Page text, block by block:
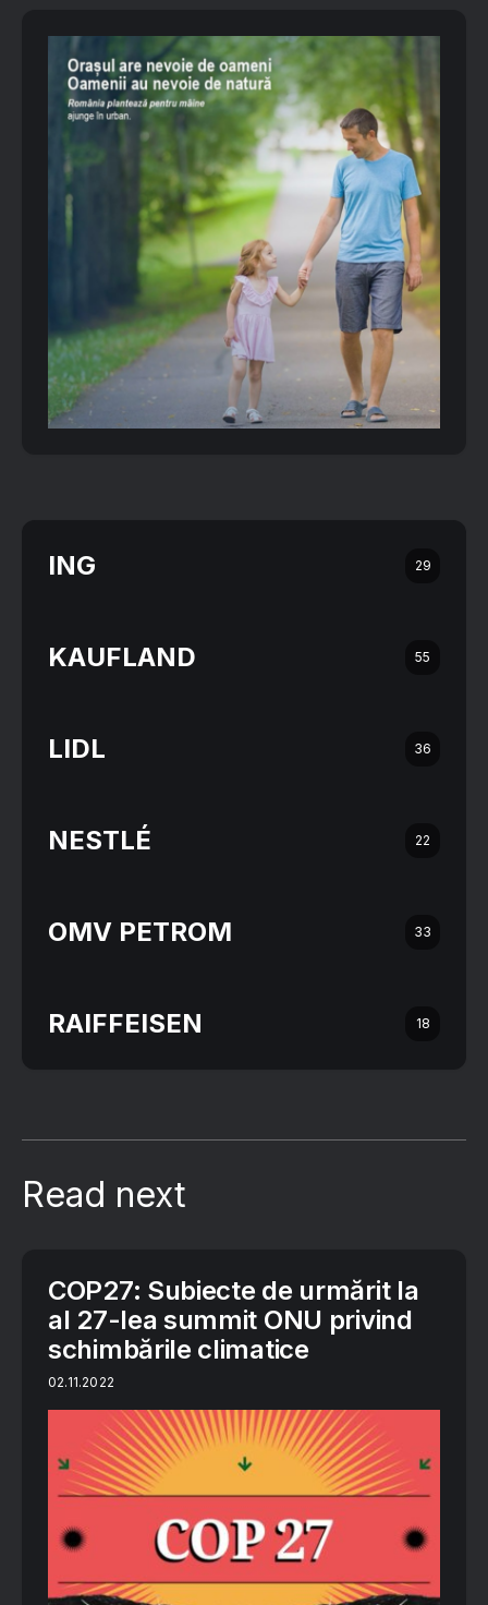
ING 29
KAUFLAND 55
LIDL 36
NESTLÉ 22
OMV PETROM 33
RAIFFEISEN 18
Read next
COP27: Subiecte de urmărit la
al 27-lea summit ONU privind
schimbările climatice
02.11.2022